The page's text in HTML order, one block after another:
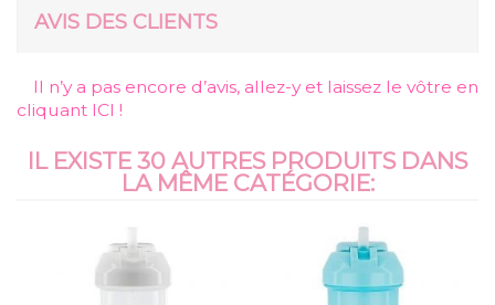
AVIS DES CLIENTS
Il n’y a pas encore d’avis, allez-y et laissez le vôtre en
cliquant ICI !
IL EXISTE 30 AUTRES PRODUITS DANS
LA MÊME CATÉGORIE: